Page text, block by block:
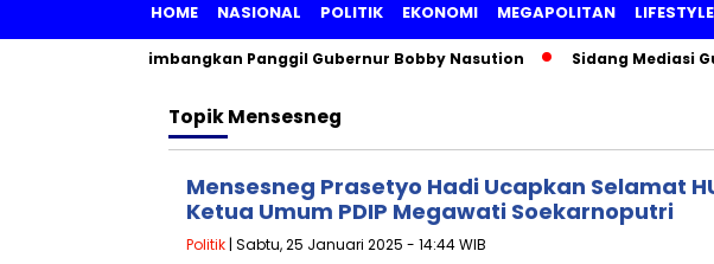
HOME NASIONAL POLITIK EKONOMI MEGAPOLITAN LIFESTYLE
KPK Pertimbangkan Panggil Gubernur Bobby Nasution Sidang Mediasi
TopikMensesneg
Mensesneg Prasetyo Hadi Ucapkan Selamat
Ketua Umum PDIP Megawati Soekarnoputri
Politik | Sabtu, 25 Januari 2025 - 14:44 WIB